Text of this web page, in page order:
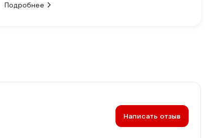
Подробнее
Написать отзыв